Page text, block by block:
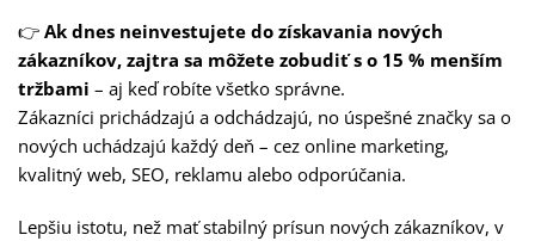
👉 Ak dnes neinvestujete do získavania nových
zákazníkov, zajtra sa môžete zobudiť s o 15 % menším
tržbami – aj keď robíte všetko správne.
Zákazníci prichádzajú a odchádzajú, no úspešné značky sa o
nových uchádzajú každý deň – cez online marketing,
kvalitný web, SEO, reklamu alebo odporúčania.
Lepšiu istotu, než mať stabilný prísun nových zákazníkov, v